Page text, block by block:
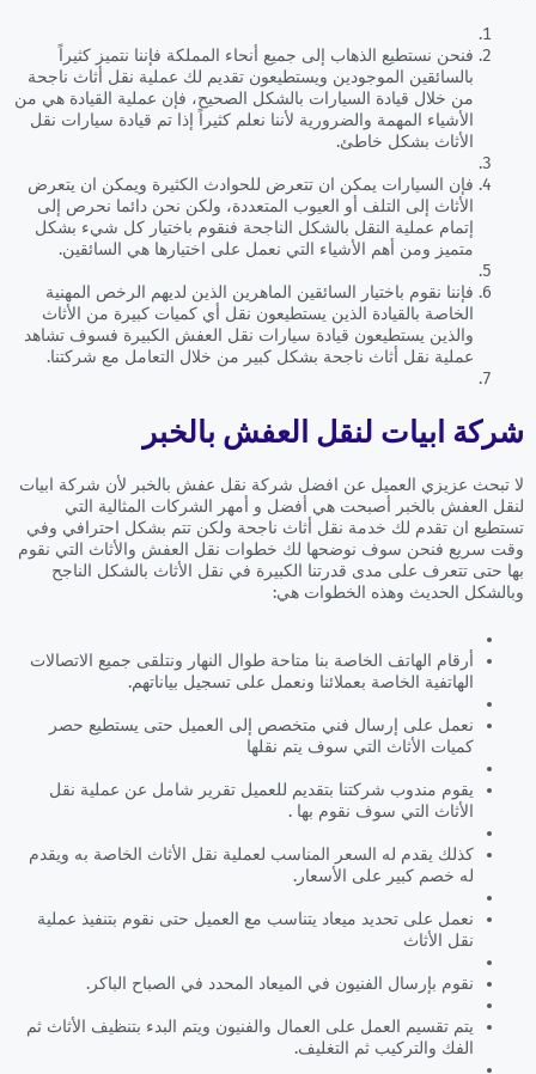
فنحن نستطيع الذهاب إلى جميع أنحاء المملكة فإننا نتميز كثيراً
بالسائقين الموجودين ويستطيعون تقديم لك عملية نقل أثاث ناجحة
من خلال قيادة السيارات بالشكل الصحيح، فإن عملية القيادة هي من
الأشياء المهمة والضرورية لأننا نعلم كثيراً إذا تم قيادة سيارات نقل
الأثاث بشكل خاطئ.
فإن السيارات يمكن ان تتعرض للحوادث الكثيرة ويمكن ان يتعرض
الأثاث إلى التلف أو العيوب المتعددة، ولكن نحن دائما نحرص إلى
إتمام عملية النقل بالشكل الناجحة فنقوم باختيار كل شيء بشكل
متميز ومن أهم الأشياء التي نعمل على اختيارها هي السائقين.
فإننا نقوم باختيار السائقين الماهرين الذين لديهم الرخص المهنية
الخاصة بالقيادة الذين يستطيعون نقل أي كميات كبيرة من الأثاث
والذين يستطيعون قيادة سيارات نقل العفش الكبيرة فسوف تشاهد
عملية نقل أثاث ناجحة بشكل كبير من خلال التعامل مع شركتنا.
شركة ابيات لنقل العفش بالخبر
لا تبحث عزيزي العميل عن افضل شركة نقل عفش بالخبر لأن شركة ابيات
لنقل العفش بالخبر أصبحت هي أفضل و أمهر الشركات المثالية التي
تستطيع ان تقدم لك خدمة نقل أثاث ناجحة ولكن تتم بشكل احترافي وفي
وقت سريع فنحن سوف نوضحها لك خطوات نقل العفش والأثاث التي نقوم
بها حتى تتعرف على مدى قدرتنا الكبيرة في نقل الأثاث بالشكل الناجح
وبالشكل الحديث وهذه الخطوات هي:
أرقام الهاتف الخاصة بنا متاحة طوال النهار ونتلقى جميع الاتصالات
الهاتفية الخاصة بعملائنا ونعمل على تسجيل بياناتهم.
نعمل على إرسال فني متخصص إلى العميل حتى يستطيع حصر
كميات الأثاث التي سوف يتم نقلها
يقوم مندوب شركتنا بتقديم للعميل تقرير شامل عن عملية نقل
الأثاث التي سوف نقوم بها .
كذلك يقدم له السعر المناسب لعملية نقل الأثاث الخاصة به ويقدم
له خصم كبير على الأسعار.
نعمل على تحديد ميعاد يتناسب مع العميل حتى نقوم بتنفيذ عملية
نقل الأثاث
نقوم بإرسال الفنيون في الميعاد المحدد في الصباح الباكر.
يتم تقسيم العمل على العمال والفنيون ويتم البدء بتنظيف الأثاث ثم
الفك والتركيب ثم التغليف.